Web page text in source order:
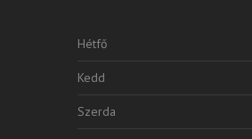
Hétfő
Kedd
Szerda